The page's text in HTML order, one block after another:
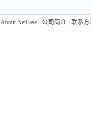
About NetEase - 公司简介 - 联系方